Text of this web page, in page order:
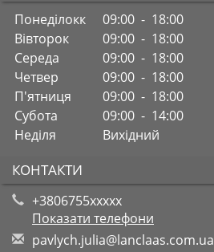
Понеділокк
09:00 - 18:00
Вівторок
09:00 - 18:00
Середа
09:00 - 18:00
Четвер
09:00 - 18:00
П'ятниця
09:00 - 18:00
Субота
09:00 - 14:00
Неділя
Вихідний
КОНТАКТИ
+3806755xxxxx
Показати телефони
pavlych.julia@lanclaas.com.ua